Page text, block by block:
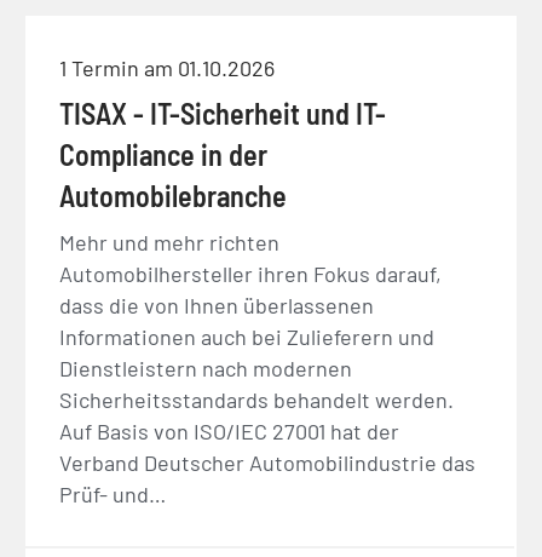
1 Termin am 01.10.2026
TISAX - IT-Sicherheit und IT-
Compliance in der
Automobilebranche
Mehr und mehr richten
Automobilhersteller ihren Fokus darauf,
dass die von Ihnen überlassenen
Informationen auch bei Zulieferern und
Dienstleistern nach modernen
Sicherheitsstandards behandelt werden.
Auf Basis von ISO/IEC 27001 hat der
Verband Deutscher Automobilindustrie das
Prüf- und…